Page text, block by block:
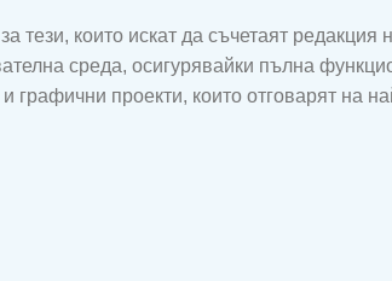
които искат да съчетаят
среда, осигурявайки пълна
проекти, които отговарят на